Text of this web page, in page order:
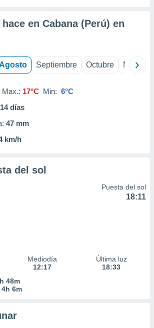
en Cabana (Perú) en
Septiembre Octubre
Max.: 17°C Min: 6°C
14días
47 mm
km/h
del sol
Puesta del sol
18:11
Mediodía
12:17
Última luz
18:33
48m
4h 6m